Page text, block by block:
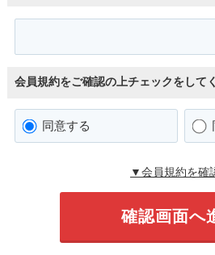
会員規約をご確認の上チェックをして
同意する
▼会員規約を確